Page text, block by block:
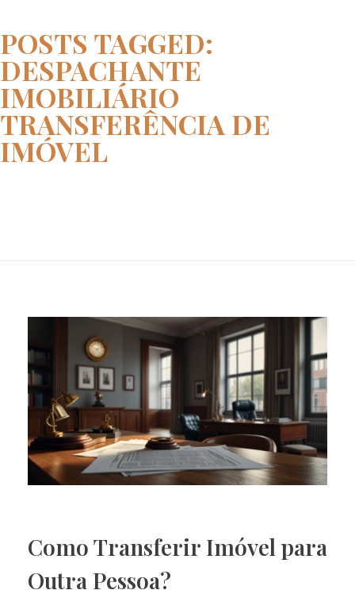
POSTS TAGGED:
DESPACHANTE
IMOBILIÁRIO
TRANSFERÊNCIA DE
IMÓVEL
Como Transferir Imóvel para
Outra Pessoa?